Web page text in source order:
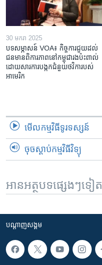
30 មករា 2025
បទសម្ភាសន៍ VOA៖ កិច្ចការ​ជួយ​ដល់​
ជន​មាន​ពិការភាព​នៅកម្ពុជា​រង​ប៉ះពាល់​
ដោយសារ​ការ​បង្កក​ជំនួយ​ថវិកា​របស់​
អាមេរិក
មើល​កម្មវិធី​ទូរទស្សន៍
ចុចស្តាប់កម្មវិធីវិទ្យុ
អានអត្ថបទផ្សេងៗទៀត
បណ្តាញ​សង្គម